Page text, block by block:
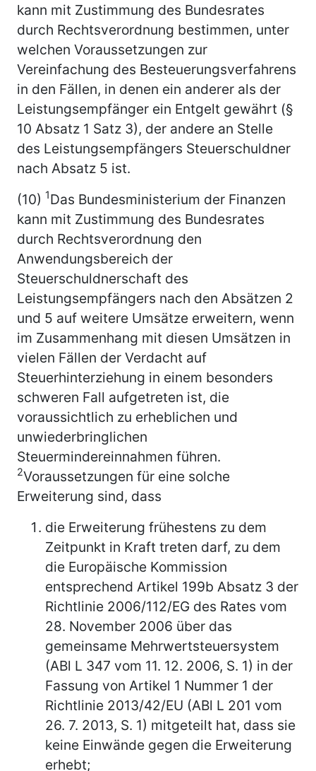
kann mit Zustimmung des Bundesrates
durch Rechtsverordnung bestimmen, unter
welchen Voraussetzungen zur
Vereinfachung des Besteuerungsverfahrens
in den Fällen, in denen ein anderer als der
Leistungsempfänger ein Entgelt gewährt (§
10 Absatz 1 Satz 3), der andere an Stelle
des Leistungsempfängers Steuerschuldner
nach Absatz 5 ist.
(10) 1Das Bundesministerium der Finanzen
kann mit Zustimmung des Bundesrates
durch Rechtsverordnung den
Anwendungsbereich der
Steuerschuldnerschaft des
Leistungsempfängers nach den Absätzen 2
und 5 auf weitere Umsätze erweitern, wenn
im Zusammenhang mit diesen Umsätzen in
vielen Fällen der Verdacht auf
Steuerhinterziehung in einem besonders
schweren Fall aufgetreten ist, die
voraussichtlich zu erheblichen und
unwiederbringlichen
Steuermindereinnahmen führen.
2Voraussetzungen für eine solche
Erweiterung sind, dass
die Erweiterung frühestens zu dem
Zeitpunkt in Kraft treten darf, zu dem
die Europäische Kommission
entsprechend Artikel 199b Absatz 3 der
Richtlinie 2006/112/EG des Rates vom
28. November 2006 über das
gemeinsame Mehrwertsteuersystem
(ABl L 347 vom 11. 12. 2006, S. 1) in der
Fassung von Artikel 1 Nummer 1 der
Richtlinie 2013/42/EU (ABl L 201 vom
26. 7. 2013, S. 1) mitgeteilt hat, dass sie
keine Einwände gegen die Erweiterung
erhebt;